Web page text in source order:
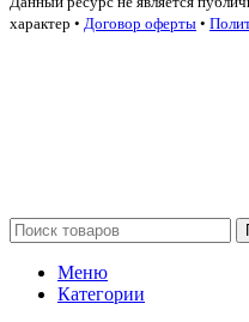
характер • Договор оферты •
Меню
Категории